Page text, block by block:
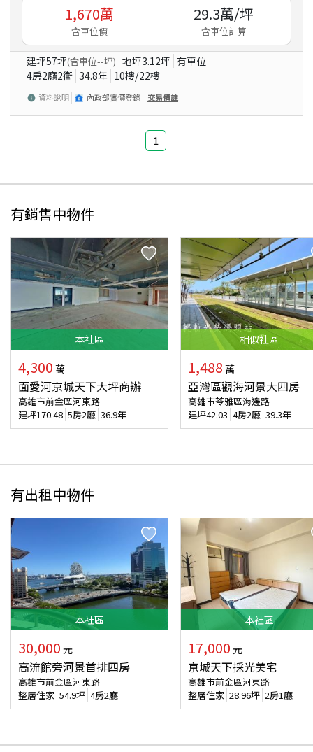
1,670萬
含車位價
29.3萬/坪
含車位計算
建坪57坪(含車位--坪) 地坪3.12坪 有車位
4房2廳2衛 34.8年 10樓/22樓
資料說明 內政部實價登錄 交易備註
1
有銷售中物件
本社區
4,300 萬
面愛河京城天下大坪商辦
高雄市前金區河東路
建坪170.48 5房2廳 36.9年
相似社區
1,488 萬
亞灣區觀海河景大四房
高雄市苓雅區海邊路
建坪42.03 4房2廳 39.3年
有出租中物件
本社區
30,000 元
高流館旁河景首排四房
高雄市前金區河東路
整層住家 54.9坪 4房2廳
本社區
17,000 元
京城天下採光美宅
高雄市前金區河東路
整層住家 28.96坪 2房1廳